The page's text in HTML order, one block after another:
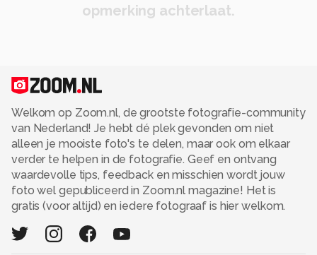
opmerking achterlaat.
Welkom op Zoom.nl, de grootste fotografie-community
van Nederland! Je hebt dé plek gevonden om niet
alleen je mooiste foto's te delen, maar ook om elkaar
verder te helpen in de fotografie. Geef en ontvang
waardevolle tips, feedback en misschien wordt jouw
foto wel gepubliceerd in Zoom.nl magazine! Het is
gratis (voor altijd) en iedere fotograaf is hier welkom.